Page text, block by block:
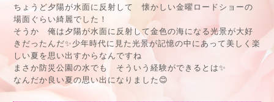
ちょうど夕陽が水面に反射して 懐かしい金曜ロードショーの
場面ぐらい綺麗でした！
そうか 俺は夕陽が水面に反射して金色の海になる光景が大好
きだったんだ✨少年時代に見た光景が記憶の中にあって美しく楽
しい夏を思い出すからなんですね
まさか防災公園の水でも そういう経験ができるとは✨
なんだか良い夏の思い出になりました😊